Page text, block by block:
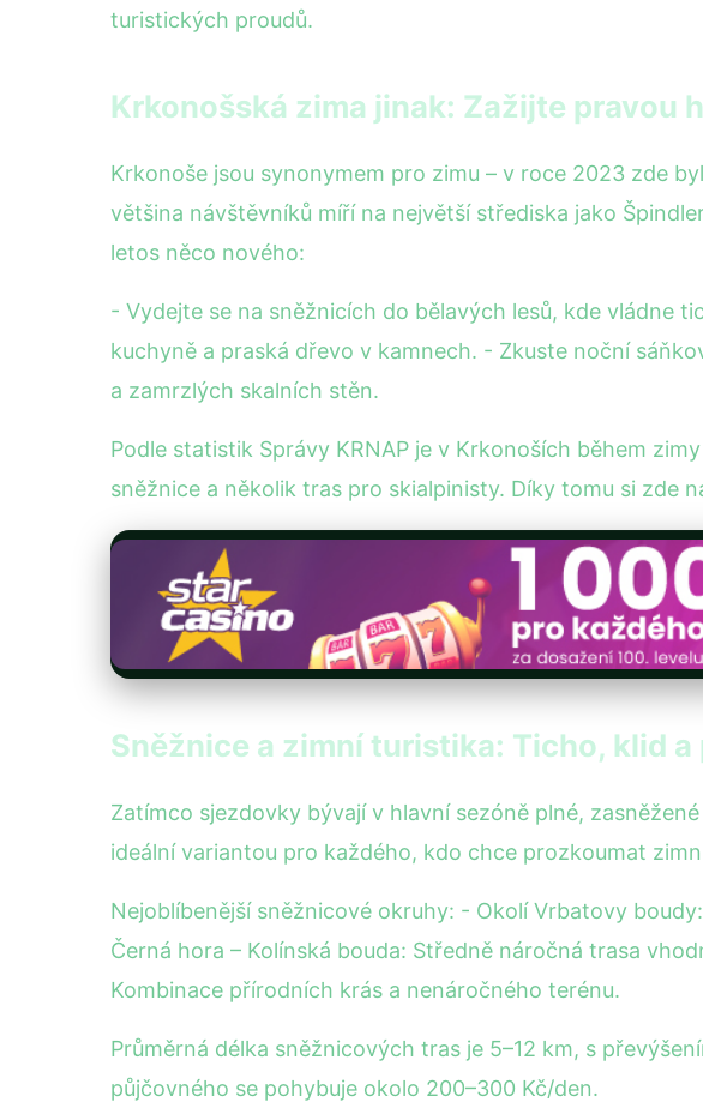
turistických proudů.
Krkonošská zima jinak: Zažijte pravou
Krkonoše jsou synonymem pro zimu – v roce 2023 zde
většina návštěvníků míří na největší střediska jako
letos něco nového:
- Vydejte se na sněžnicích do bělavých lesů, kde vládne
kuchyně a praská dřevo v kamnech. - Zkuste noční
a zamrzlých skalních stěn.
Podle statistik Správy KRNAP je v Krkonoších během
sněžnice a několik tras pro skialpinisty. Díky tomu si zde
Sněžnice a zimní turistika: Ticho, klid a
Zatímco sjezdovky bývají v hlavní sezóně plné,
ideální variantou pro každého, kdo chce prozkoumat
Nejoblíbenější sněžnicové okruhy: - Okolí Vrbatovy
Černá hora – Kolínská bouda: Středně náročná trasa
Kombinace přírodních krás a nenáročného terénu.
Průměrná délka sněžnicových tras je 5–12 km, s
půjčovného se pohybuje okolo 200–300 Kč/den.